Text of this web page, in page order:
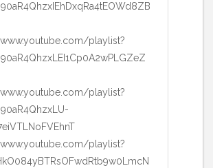
playlist?
playlist?
playlist?